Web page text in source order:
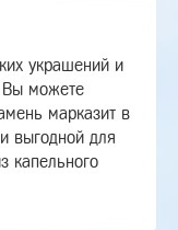
украшений и
Вы можете
марказит в
выгодной для
капельного